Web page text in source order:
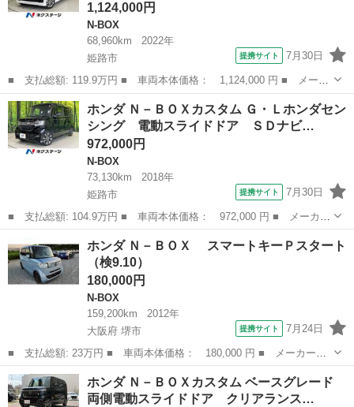
1,124,000円
N-BOX
68,960km
2022年
姫路市
提携サイト 7月30日
■ 支払総額: 119.9万円 ■ 車両本体価格： 1,124,000 円 ■ メーカ
ー名： ホンダ ■ 車種名： Ｎ－ＢＯＸカスタム ■ グレード
名： Ｌ ＳＤナビ バックカメラ 電動スライドドア 衝突軽減シ
ステム アダ...
兵庫 姫路市 N-BOX
ホンダ Ｎ－ＢＯＸカスタム Ｇ・Ｌホンダセン
シング 電動スライドドア ＳＤナビ…
972,000円
N-BOX
73,130km
2018年
姫路市
提携サイト 7月30日
■ 支払総額: 104.9万円 ■ 車両本体価格： 972,000 円 ■ メーカー
名： ホンダ ■ 車種名： Ｎ－ＢＯＸカスタム ■ グレード名：
Ｇ・Ｌホンダセンシング 電動スライドドア ＳＤナビ バックカメ
ラ 衝突軽...
N-BOX
ホンダ Ｎ－ＢＯＸ スマートキーＰスタート
（検9.10）
180,000円
N-BOX
159,200km
2012年
大阪府 堺市
提携サイト 7月24日
■ 支払総額: 23万円 ■ 車両本体価格： 180,000 円 ■ メーカー
名： ホンダ ■ 車種名： Ｎ－ＢＯＸ ■ グレード名： スマー
トキーＰスタート ■ 排気量： 660cc ■ ドア枚数： 5D ■ ミッシ
ョ...
大阪 堺市 N-BOX
ホンダ Ｎ－ＢＯＸカスタム ベースグレード
両側電動スライドドア クリアランス…